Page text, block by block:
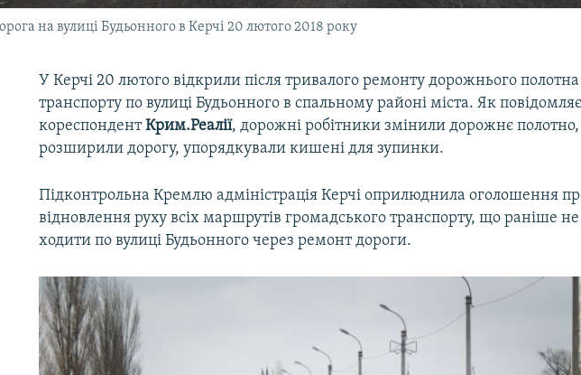
на вулиці Будьонного в Керчі 20 лютого 2018 року
У Керчі 20 лютого відкрили після тривалого ремонту дорожнього
транспорту по вулиці Будьонного в спальному районі міста. Як повідомляє
кореспондентКрим.Реалії, дорожні робітники змінили дорожнє полотно,
розширили дорогу, упорядкували кишені для зупинки.
Підконтрольна Кремлю адміністрація Керчі оприлюднила оголошення
відновлення руху всіх маршрутів громадського транспорту, що раніше
ходити по вулиці Будьонного через ремонт дороги.